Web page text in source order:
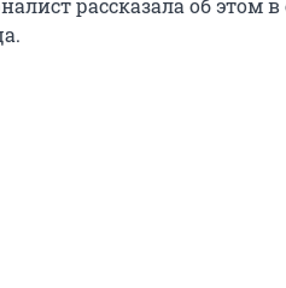
рассказала об этом в